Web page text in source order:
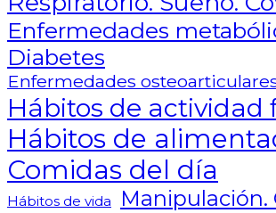
Enfermedades
Diabetes
Enfermedades
Hábitos de actividad
Hábitos de
Comidas del día
Hábitos de vida Manipulación.